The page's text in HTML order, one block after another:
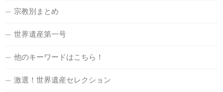
宗教別まとめ
世界遺産第一号
他のキーワードはこちら！
激選！世界遺産セレクション